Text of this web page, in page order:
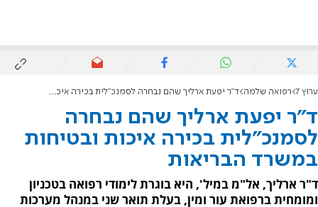
ערוץ 7 רפואה שלמה ד"ר יפעת ארליך שהם נבחרה לסמנכ"לית בכירה איכות ובטיחות במשרד הבריאות
ד"ר יפעת ארליך שהם נבחרה
לסמנכ"לית בכירה איכות ובטיחות
במשרד הבריאות
ד"ר ארליך, אל"מ במיל', היא בוגרת לימודי רפואה בטכניון
ומומחית ברפואת עור ומין, בעלת תואר שני במנהל מערכות